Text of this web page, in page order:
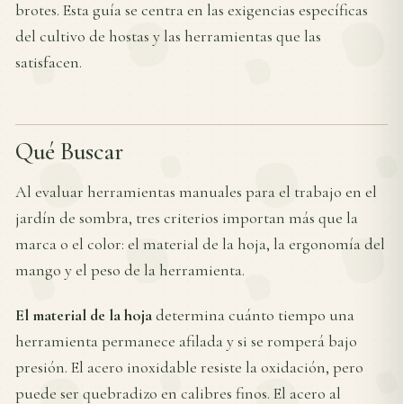
brotes. Esta guía se centra en las exigencias específicas
del cultivo de hostas y las herramientas que las
satisfacen.
Qué Buscar
Al evaluar herramientas manuales para el trabajo en el
jardín de sombra, tres criterios importan más que la
marca o el color: el material de la hoja, la ergonomía del
mango y el peso de la herramienta.
El material de la hojadetermina cuánto tiempo una
herramienta permanece afilada y si se romperá bajo
presión. El acero inoxidable resiste la oxidación, pero
puede ser quebradizo en calibres finos. El acero al